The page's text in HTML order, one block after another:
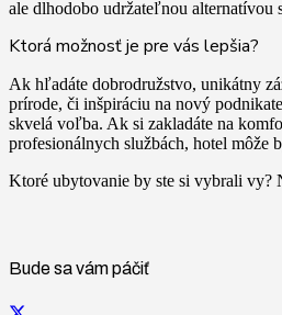
ale dlhodobo udržateľnou alternatívou
Ktorá možnosť je pre vás lepšia?
Ak hľadáte dobrodružstvo, unikátny
prírode, či inšpiráciu na nový
skvelá voľba. Ak si zakladáte na
profesionálnych službách, hotel môže
Ktoré ubytovanie by ste si vybrali vy?
Bude sa vám páčiť